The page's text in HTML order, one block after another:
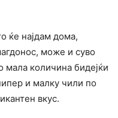
ќе најдам дома,
може и суво
мала количина бидејќи
и малку чили по
вкус.